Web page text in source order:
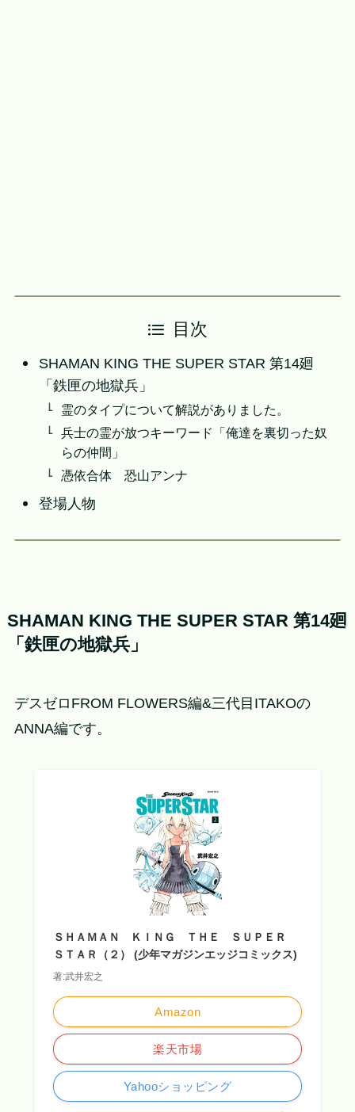
目次
SHAMAN KING THE SUPER STAR 第14廻
「鉄匣の地獄兵」
霊のタイプについて解説がありました。
兵士の霊が放つキーワード「俺達を裏切った奴
らの仲間」
憑依合体 恐山アンナ
登場人物
SHAMAN KING THE SUPER STAR 第14廻
「鉄匣の地獄兵」
デスゼロFROM FLOWERS編&三代目ITAKOの
ANNA編です。
ＳＨＡＭＡＮ ＫＩＮＧ ＴＨＥ ＳＵＰＥＲ
ＳＴＡＲ（２） (少年マガジンエッジコミックス)
著:武井宏之
Amazon
楽天市場
Yahooショッピング